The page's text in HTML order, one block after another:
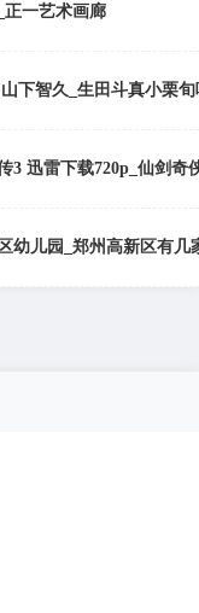
正一艺术画廊
下智久_生田斗真小栗旬
3 迅雷下载720p_仙剑奇
幼儿园_郑州高新区有几